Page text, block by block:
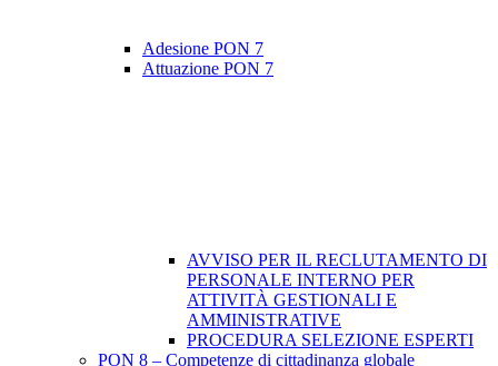
Adesione PON 7
Attuazione PON 7
AVVISO PER IL RECLUTAMENTO DI
PERSONALE INTERNO PER
ATTIVITÀ GESTIONALI E
AMMINISTRATIVE
PROCEDURA SELEZIONE ESPERTI
PON 8 – Competenze di cittadinanza globale